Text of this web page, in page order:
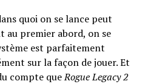
quoi on se lance peut
au premier abord, on se
est parfaitement
sur la façon de jouer. Et
compte queRogue Legacy 2